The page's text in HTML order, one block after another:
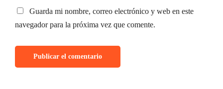
Guarda mi nombre, correo electrónico y web en este
navegador para la próxima vez que comente.